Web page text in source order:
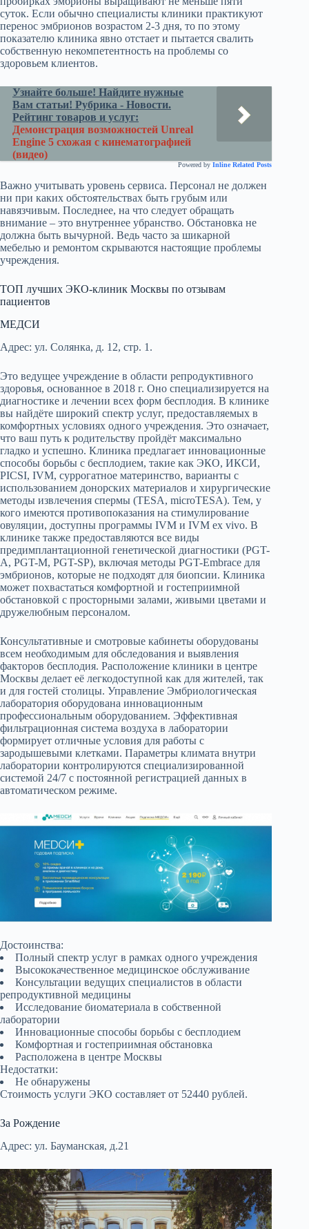
суток. Если обычно специалисты клиники практикуют
перенос эмбрионов возрастом 2-3 дня, то по этому
показателю клиника явно отстает и пытается свалить
собственную некомпетентность на проблемы со
здоровьем клиентов.
Узнайте больше! Найдите нужные
Вам статьи! Рубрика - Новости.
Рейтинг товаров и услуг:
Демонстрация возможностей Unreal
Engine 5 схожая с кинематографией
(видео)
Powered by Inline Related Posts
Важно учитывать уровень сервиса. Персонал не должен
ни при каких обстоятельствах быть грубым или
навязчивым. Последнее, на что следует обращать
внимание – это внутреннее убранство. Обстановка не
должна быть вычурной. Ведь часто за шикарной
мебелью и ремонтом скрываются настоящие проблемы
учреждения.
ТОП лучших ЭКО-клиник Москвы по отзывам
пациентов
МЕДСИ
Адрес: ул. Солянка, д. 12, стр. 1.
Это ведущее учреждение в области репродуктивного
здоровья, основанное в 2018 г. Оно специализируется на
диагностике и лечении всех форм бесплодия. В клинике
вы найдёте широкий спектр услуг, предоставляемых в
комфортных условиях одного учреждения. Это означает,
что ваш путь к родительству пройдёт максимально
гладко и успешно. Клиника предлагает инновационные
способы борьбы с бесплодием, такие как ЭКО, ИКСИ,
PICSI, IVM, суррогатное материнство, варианты с
использованием донорских материалов и хирургические
методы извлечения спермы (TESA, microTESA). Тем, у
кого имеются противопоказания на стимулирование
овуляции, доступны программы IVM и IVM ex vivo. В
клинике также предоставляются все виды
предимплантационной генетической диагностики (PGT-
A, PGT-M, PGT-SP), включая методы PGT-Embrace для
эмбрионов, которые не подходят для биопсии. Клиника
может похвастаться комфортной и гостеприимной
обстановкой с просторными залами, живыми цветами и
дружелюбным персоналом.
Консультативные и смотровые кабинеты оборудованы
всем необходимым для обследования и выявления
факторов бесплодия. Расположение клиники в центре
Москвы делает её легкодоступной как для жителей, так
и для гостей столицы. Управление Эмбриологическая
лаборатория оборудована инновационным
профессиональным оборудованием. Эффективная
фильтрационная система воздуха в лаборатории
формирует отличные условия для работы с
зародышевыми клетками. Параметры климата внутри
лаборатории контролируются специализированной
системой 24/7 с постоянной регистрацией данных в
автоматическом режиме.
Достоинства:
Полный спектр услуг в рамках одного учреждения
Высококачественное медицинское обслуживание
Консультации ведущих специалистов в области
репродуктивной медицины
Исследование биоматериала в собственной
лаборатории
Инновационные способы борьбы с бесплодием
Комфортная и гостеприимная обстановка
Расположена в центре Москвы
Недостатки:
Не обнаружены
Стоимость услуги ЭКО составляет от 52440 рублей.
За Рождение
Адрес: ул. Бауманская, д.21